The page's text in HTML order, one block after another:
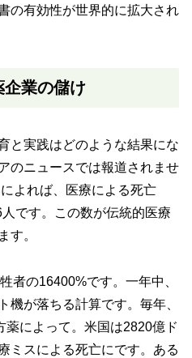
の有効性が世界的に拡大され
企業の儲け
と実践はどのような結果にな
のニュースでは報道されませ
よれば、医療による死亡
です。この数が伝統的医療
す。
者の16400%です。一年中、
機が落ちる計算です。毎年、
薬によって。米国は2820億ド
ミスによる死亡にです。ある